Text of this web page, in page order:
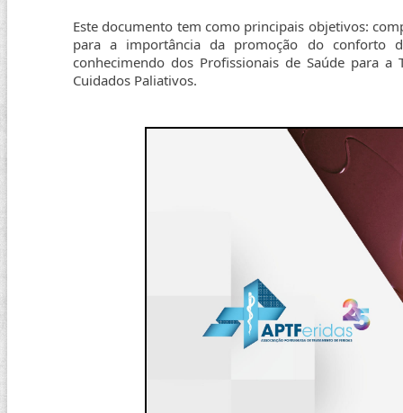
Este documento tem como principais objetivos:
para a importância da promoção do conforto
conhecimendo dos Profissionais de Saúde para
Cuidados Paliativos.